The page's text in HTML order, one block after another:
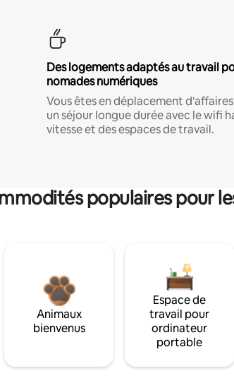
Des logements adaptés au travail
nomades numériques
Vous êtes en déplacement
un séjour longue durée avec le wifi
vitesse et des espaces de travail.
populaires pour
Animaux
bienvenus
Espace de
travail pour
ordinateur
portable